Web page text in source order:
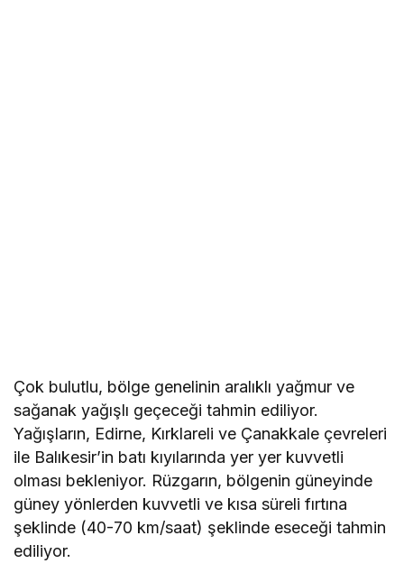
Çok bulutlu, bölge genelinin aralıklı yağmur ve
sağanak yağışlı geçeceği tahmin ediliyor.
Yağışların, Edirne, Kırklareli ve Çanakkale çevreleri
ile Balıkesir’in batı kıyılarında yer yer kuvvetli
olması bekleniyor. Rüzgarın, bölgenin güneyinde
güney yönlerden kuvvetli ve kısa süreli fırtına
şeklinde (40-70 km/saat) şeklinde eseceği tahmin
ediliyor.